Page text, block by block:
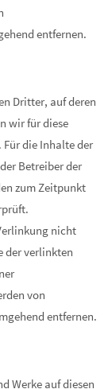
entfernen.
Dritter, auf deren
wir für diese
die Inhalte der
Betreiber der
zum Zeitpunkt
nicht
der verlinkten
von
entfernen.
Werke auf diesen